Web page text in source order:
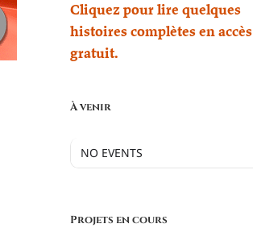
Cliquez pour lire quelques
histoires complètes en accès
gratuit.
À venir
NO EVENTS
Projets en cours